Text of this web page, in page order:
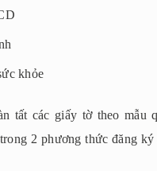
khỏe
tất các giấy tờ theo mẫu
2 phương thức đăng